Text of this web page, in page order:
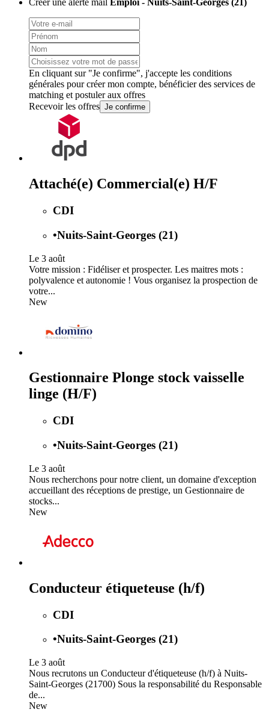
Créer une alerte mail Emploi - Nuits-Saint-Georges (21)
En cliquant sur "Je confirme", j'accepte les conditions
générales pour créer mon compte, bénéficier des services de
matching et postuler aux offres
Recevoir les offres Je confirme
Attaché(e) Commercial(e) H/F
CDI
•Nuits-Saint-Georges (21)
Le 3 août
Votre mission : Fidéliser et prospecter. Les maitres mots :
polyvalence et autonomie ! Vous organisez la prospection de
votre...
New
Gestionnaire Plonge stock vaisselle
linge (H/F)
CDI
•Nuits-Saint-Georges (21)
Le 3 août
Nous recherchons pour notre client, un domaine d'exception
accueillant des réceptions de prestige, un Gestionnaire de
stocks...
New
Conducteur étiqueteuse (h/f)
CDI
•Nuits-Saint-Georges (21)
Le 3 août
Nous recrutons un Conducteur d'étiqueteuse (h/f) à Nuits-
Saint-Georges (21700) Sous la responsabilité du Responsable
de...
New